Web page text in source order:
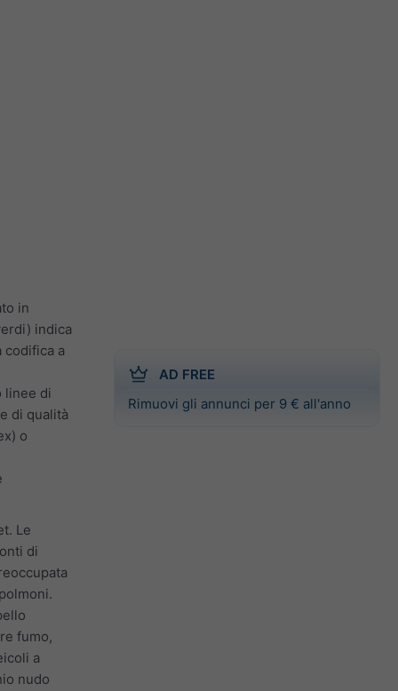
AD FREE
Rimuovi gli annunci per 9 € all'anno
in
indica
codifica a
linee di
di qualità
o
Le
di
fumo,
a
nudo